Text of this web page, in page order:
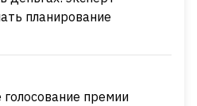
планирование
премии